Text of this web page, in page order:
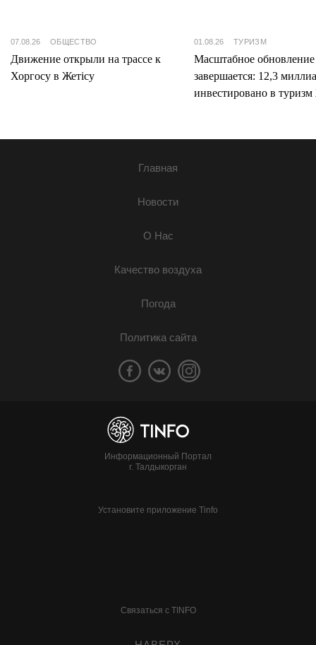
07.08.26 ОБЩЕСТВО
Движение открыли на трассе к
Хоргосу в Жетісу
01.08.26 ТУРИЗМ
Масштабное
завершается: 12,3
инвестировано в туризм
Главная
Новости
О Нас
Качество воздуха
Погода
Политика сайта
Информационный Портал
г. Талдыкорган
Установите приложение Tinfo
Связаться с TINFO